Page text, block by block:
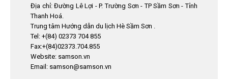
Địa chỉ: Đường Lê Lợi - P. Trường Sơn - TP Sầm Sơn - Tỉnh
Thanh Hoá.
Trung tâm Hướng dẫn du lịch Hè Sầm Sơn .
Tel: +(84) 02373 704 855
Fax:+(84)02373.704.855
Website: samson.vn
Email: samson@samson.vn